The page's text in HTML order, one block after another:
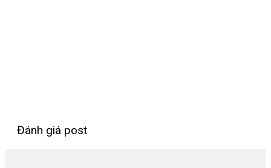
Đánh giá post